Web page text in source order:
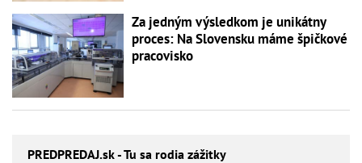
Za jedným výsledkom je unikátny
proces: Na Slovensku máme špičkové
pracovisko
PREDPREDAJ.sk - Tu sa rodia zážitky